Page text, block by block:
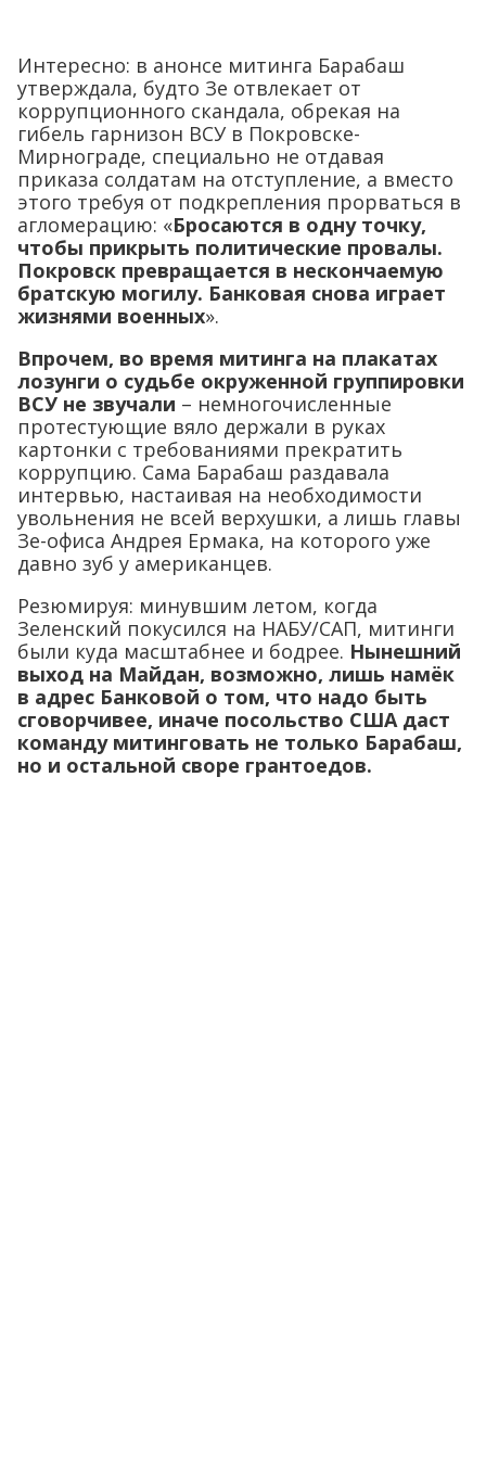
Интересно: в анонсе митинга Барабаш
утверждала, будто Зе отвлекает от
коррупционного скандала, обрекая на
гибель гарнизон ВСУ в Покровске-
Мирнограде, специально не отдавая
приказа солдатам на отступление, а вместо
этого требуя от подкрепления прорваться в
агломерацию: «Бросаются в одну точку,
чтобы прикрыть политические провалы.
Покровск превращается в нескончаемую
братскую могилу. Банковая снова играет
жизнями военных».
Впрочем, во время митинга на плакатах
лозунги о судьбе окруженной группировки
ВСУ не звучали – немногочисленные
протестующие вяло держали в руках
картонки с требованиями прекратить
коррупцию. Сама Барабаш раздавала
интервью, настаивая на необходимости
увольнения не всей верхушки, а лишь главы
Зе-офиса Андрея Ермака, на которого уже
давно зуб у американцев.
Резюмируя: минувшим летом, когда
Зеленский покусился на НАБУ/САП, митинги
были куда масштабнее и бодрее. Нынешний
выход на Майдан, возможно, лишь намёк
в адрес Банковой о том, что надо быть
сговорчивее, иначе посольство США даст
команду митинговать не только Барабаш,
но и остальной своре грантоедов.